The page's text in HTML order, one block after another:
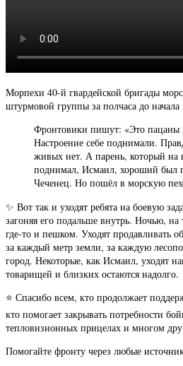
Морпехи 40-й гвардейской бригады
штурмовой группы за полчаса до начала
Фронтовики пишут: «Это пацаны
Настроение себе поднимали.
живых нет. А парень, который на
поднимал, Исмаил, хороший был
Чеченец. Но пошёл в морскую
✨ Вот так и уходят ребята на боевую
загоняя его подальше внутрь. Ночью,
где-то и пешком. Уходят продавливать
за каждый метр земли, за каждую
город. Некоторые, как Исмаил, уходят
товарищей и близких остаются надолго.
⭐️ Спасибо всем, кто продолжает
кто помогает закрывать потребности
тепловизионных прицелах и многом
Помогайте фронту через любые